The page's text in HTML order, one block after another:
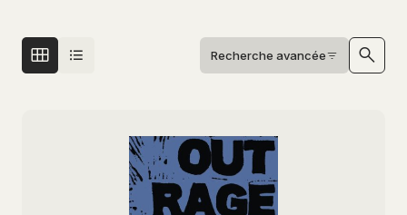
Recherche avancée